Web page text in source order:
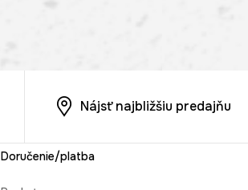
Nájsť najbližšiu predajňu
Doručenie/platba